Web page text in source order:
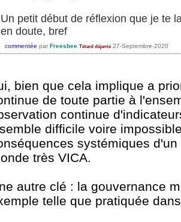
Un petit début de réflexion que je te
en doute, bref
commentée par Freesbee Tétard déjanté 27-Septembre-2020
bien que cela implique a
de toute partie à
continue
difficile voire
systémiques
très VICA.
autre clé : la gouvernance
telle que pratiquée